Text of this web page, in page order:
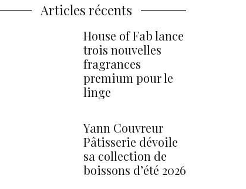
Articles récents
House of Fab lance
trois nouvelles
fragrances
premium pour le
linge
Yann Couvreur
Pâtisserie dévoile
sa collection de
boissons d’été 2026